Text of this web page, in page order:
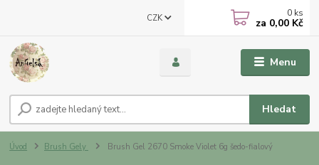
Menu
CZK
Hledat
0 ks
za 0,00 Kč
Úvod Brush Gely Brush Gel 2670 Smoke Violet 6g šedo-fialový